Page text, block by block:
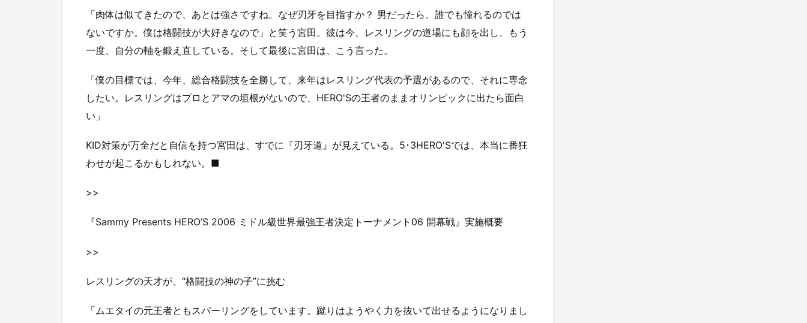
「肉体は似てきたので、あとは強さですね。なぜ刃牙を目指すか？ 男だったら、誰でも憧れるのでは
ないですか。僕は格闘技が大好きなので」と笑う宮田。彼は今、レスリングの道場にも顔を出し、もう
一度、自分の軸を鍛え直している。そして最後に宮田は、こう言った。
「僕の目標では、今年、総合格闘技を全勝して、来年はレスリング代表の予選があるので、それに専念
したい。レスリングはプロとアマの垣根がないので、HERO'Sの王者のままオリンピックに出たら面白
い」
KID対策が万全だと自信を持つ宮田は、すでに『刃牙道』が見えている。5･3HERO'Sでは、本当に番狂
わせが起こるかもしれない。■
>>
『Sammy Presents HERO’S 2006 ミドル級世界最強王者決定トーナメント06 開幕戦』実施概要
>>
レスリングの天才が、“格闘技の神の子”に挑む
「ムエタイの元王者ともスパーリングをしています。蹴りはようやく力を抜いて出せるようになりまし